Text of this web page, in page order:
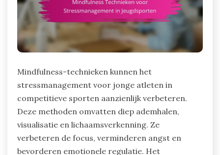
Mindfulness-technieken kunnen het
stressmanagement voor jonge atleten in
competitieve sporten aanzienlijk verbeteren.
Deze methoden omvatten diep ademhalen,
visualisatie en lichaamsverkenning. Ze
verbeteren de focus, verminderen angst en
bevorderen emotionele regulatie. Het